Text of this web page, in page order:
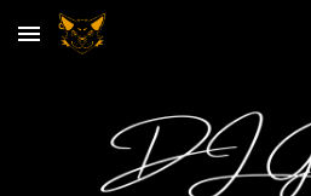
Skip to main content